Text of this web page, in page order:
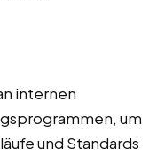
internen
um
und Standards